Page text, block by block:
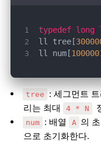
typedef long
ll tree[
ll num[
tree
: 세그먼트
리는 최대
4 * N
num : 배열 A 의
으로 초기화한다.